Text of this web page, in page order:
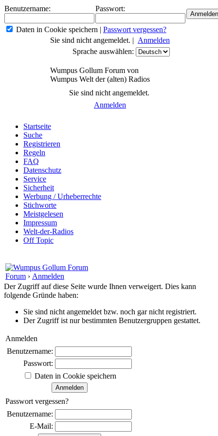
Benutzername: Passwort:
Daten in Cookie speichern | Passwort vergessen?
Sie sind nicht angemeldet. | Anmelden
Sprache auswählen:
Wumpus Gollum Forum von
Wumpus Welt der (alten) Radios
Sie sind nicht angemeldet.
Anmelden
Startseite
Suche
Registrieren
Regeln
FAQ
Datenschutz
Service
Sicherheit
Werbung / Urheberrechte
Stichworte
Meistgelesen
Impressum
Welt-der-Radios
Off Topic
Forum › Anmelden
Der Zugriff auf diese Seite wurde Ihnen verweigert. Dies kann
folgende Gründe haben:
Sie sind nicht angemeldet bzw. noch gar nicht registriert.
Der Zugriff ist nur bestimmten Benutzergruppen gestattet.
Anmelden
Benutzername:
Passwort:
Daten in Cookie speichern
Passwort vergessen?
Benutzername:
E-Mail: